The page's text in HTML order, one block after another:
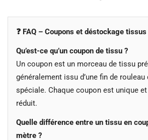
❓ FAQ – Coupons et déstockage tissus
Qu’est-ce qu’un coupon de tissu ?
Un coupon est un morceau de tissu
généralement issu d’une fin de rouleau
spéciale. Chaque coupon est unique
réduit.
Quelle différence entre un tissu en
mètre ?